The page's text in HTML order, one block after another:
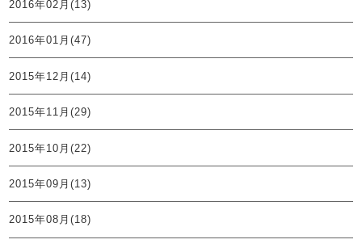
2016年02月(13)
2016年01月(47)
2015年12月(14)
2015年11月(29)
2015年10月(22)
2015年09月(13)
2015年08月(18)